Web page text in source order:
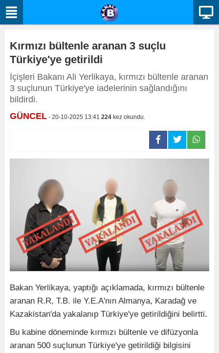
Kırmızı bültenle aranan 3 suçlu
Türkiye'ye getirildi
İçişleri Bakanı Ali Yerlikaya, kırmızı bültenle aranan
3 suçlunun Türkiye'ye iadelerinin sağlandığını
bildirdi.
GÜNCEL - 20-10-2025 13:41 224 kez okundu.
Bakan Yerlikaya, yaptığı açıklamada, kırmızı bültenle
aranan R.R, T.B. ile Y.E.A'nın Almanya, Karadağ ve
Kazakistan'da yakalanıp Türkiye'ye getirildiğini belirtti.
Bu kabine döneminde kırmızı bültenle ve difüzyonla
aranan 500 suçlunun Türkiye'ye getirildiği bilgisini